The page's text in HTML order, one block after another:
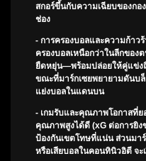
สกอร์ขึ้นกับความเฉียบของกอ
ช่อง
- การครองบอลและความก้าว
ครองบอลเหนือกว่าในลีกขอ
ยืดหยุ่น—พร้อมปล่อยให้คู่แข่ง
ขณะที่มาร์กเซยพยายามดันบ
แย่งบอลในแดนบน
- เกมรับและคุณภาพโอกาสที่
คุณภาพสูงได้ดี (xG ต่อการยิ
ป้องกันเขตโทษที่แน่น ส่วนมา
หรือเสียบอลในคอนทินิวอิตี จ